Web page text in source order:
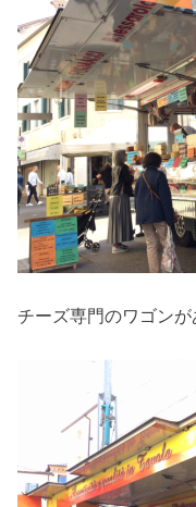
チーズ専門のワゴン